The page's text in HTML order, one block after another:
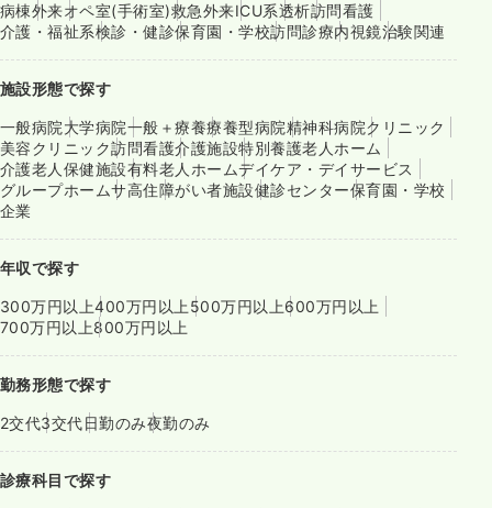
病棟外来オペ室(手術室)救急外来ICU系透析訪問看護
介護・福祉系検診・健診保育園・学校訪問診療内視鏡治験関連
施設形態で探す
一般病院大学病院一般＋療養療養型病院精神科病院クリニック
美容クリニック訪問看護介護施設特別養護老人ホーム
介護老人保健施設有料老人ホームデイケア・デイサービス
グループホームサ高住障がい者施設健診センター保育園・学校
企業
年収で探す
300万円以上400万円以上 500万円以上600万円以上
700万円以上800万円以上
勤務形態で探す
2交代3交代日勤のみ夜勤のみ
診療科目で探す